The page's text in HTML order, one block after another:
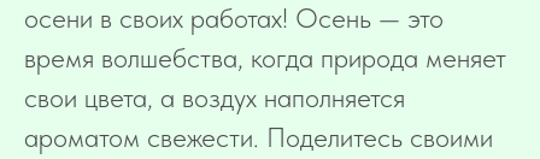
осени в своих работах! Осень — это
время волшебства, когда природа меняет
свои цвета, а воздух наполняется
ароматом свежести. Поделитесь своими